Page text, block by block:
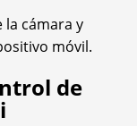
la cámara y
móvil.
de